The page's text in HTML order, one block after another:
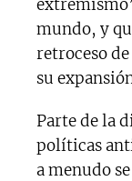
mundo, y
retroceso
su
Parte de la
políticas
a menudo